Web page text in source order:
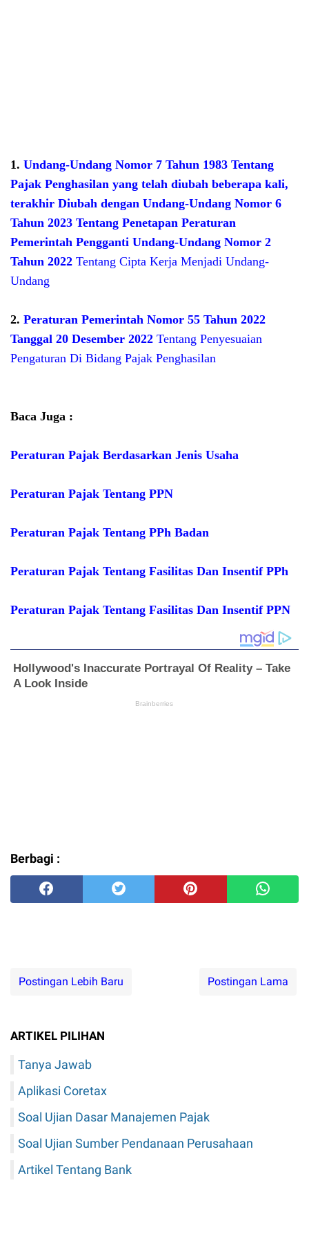
1. Undang-Undang Nomor 7 Tahun 1983 Tentang
Pajak Penghasilan yang telah diubah beberapa kali,
terakhir Diubah dengan Undang-Undang Nomor 6
Tahun 2023 Tentang Penetapan Peraturan
Pemerintah Pengganti Undang-Undang Nomor 2
Tahun 2022 Tentang Cipta Kerja Menjadi Undang-
Undang
2. Peraturan Pemerintah Nomor 55 Tahun 2022
Tanggal 20 Desember 2022 Tentang Penyesuaian
Pengaturan Di Bidang Pajak Penghasilan
Baca Juga :
Peraturan Pajak Berdasarkan Jenis Usaha
Peraturan Pajak Tentang PPN
Peraturan Pajak Tentang PPh Badan
Peraturan Pajak Tentang Fasilitas Dan Insentif PPh
Peraturan Pajak Tentang Fasilitas Dan Insentif PPN
Berbagi :
Postingan Lebih Baru Postingan Lama
ARTIKEL PILIHAN
Tanya Jawab
Aplikasi Coretax
Soal Ujian Dasar Manajemen Pajak
Soal Ujian Sumber Pendanaan Perusahaan
Artikel Tentang Bank